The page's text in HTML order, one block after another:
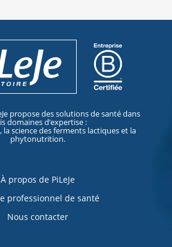
propose des solutions de santé dans
domaines d’expertise :
science des ferments lactiques et la
phytonutrition.
À propos de PiLeJe
professionnel de santé
Nous contacter